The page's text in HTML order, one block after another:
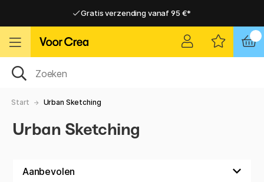
Gratis verzending vanaf 95 €*
Gratis verzending vanaf 95 €*
Start Urban Sketching
Urban Sketching